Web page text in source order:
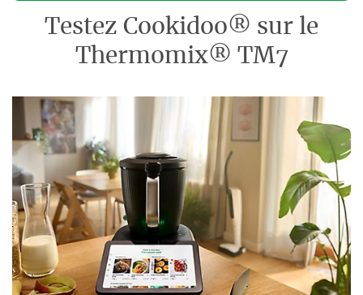
Testez Cookidoo® sur le
Thermomix® TM7